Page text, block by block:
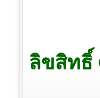
ลิขสิทธิ์